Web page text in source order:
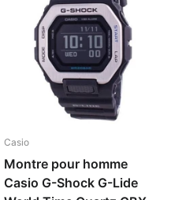
Casio
Montre pour homme
Casio G-Shock G-Lide